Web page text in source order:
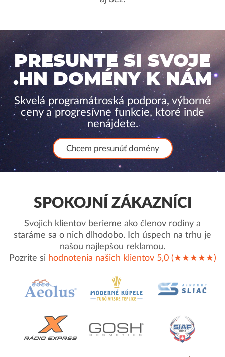
PRESUNTE SI SVOJE
.HN DOMÉNY K NÁM
Skvelá programátroská podpora, výborné
ceny a progresívne funkcie, ktoré inde
nenájdete.
Chcem presunúť domény
SPOKOJNÍ ZÁKAZNÍCI
Svojich klientov berieme ako členov rodiny a
staráme sa o nich dlhodobo. Ich úspech na trhu je
našou najlepšou reklamou.
Pozrite si hodnotenia našich klientov 5,0 (★★★★★)